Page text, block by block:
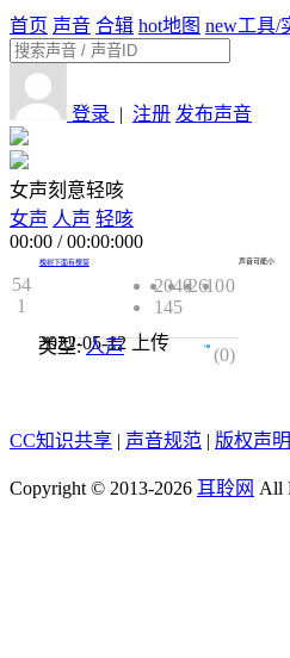
首页 声音 合辑 hot地图 new工具/
登录 | 注册 发布声音
女声刻意轻咳
女声 人声 轻咳
00:00 /00:00:000
54
1
槐树下面有棵葵
204026100
145
2022-05-12上传
类型:人声 0.0
(0)
声音可能小
CC知识共享 | 声音规范 | 版权声明
Copyright © 2013-2026 耳聆网 All